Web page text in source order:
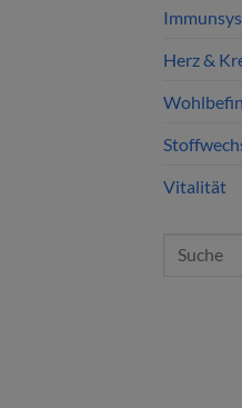
Herz &
Vitalität
Suche